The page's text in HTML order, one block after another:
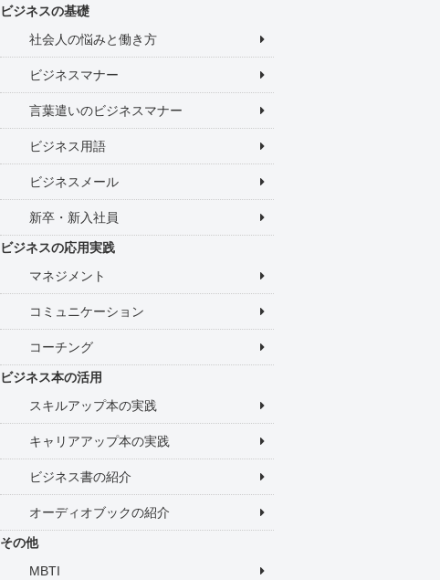
ビジネスの基礎
社会人の悩みと働き方
ビジネスマナー
言葉遣いのビジネスマナー
ビジネス用語
ビジネスメール
新卒・新入社員
ビジネスの応用実践
マネジメント
コミュニケーション
コーチング
ビジネス本の活用
スキルアップ本の実践
キャリアアップ本の実践
ビジネス書の紹介
オーディオブックの紹介
その他
MBTI